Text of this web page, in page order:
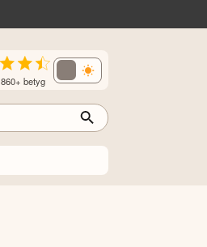
betyg